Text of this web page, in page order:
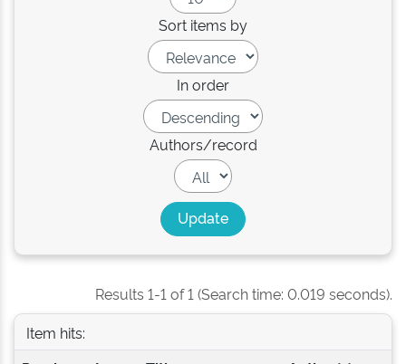
Sort items by
In order
Authors/record
Results 1-1 of 1 (Search time: 0.019 seconds).
Item hits: